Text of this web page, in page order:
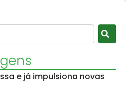
e já impulsiona novas